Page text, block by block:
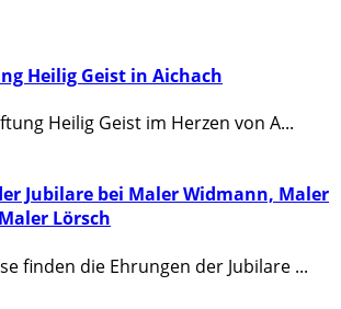
Heilig Geist in Aichach
Heilig Geist im Herzen von A...
Jubilare bei Maler Widmann, Maler
Lörsch
finden die Ehrungen der Jubilare ...